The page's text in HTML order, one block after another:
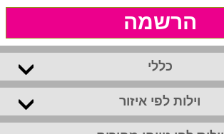
הרשמה
כללי
וילות לפי איזור